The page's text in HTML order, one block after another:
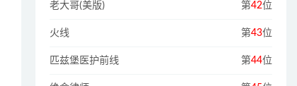
老大哥(美版) 第42位
火线 第43位
匹兹堡医护前线 第44位